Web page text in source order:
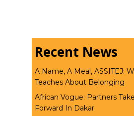
Recent News
A Name, A Meal, ASSITEJ:
Teaches About Belonging
African Vogue: Partners
Forward In Dakar